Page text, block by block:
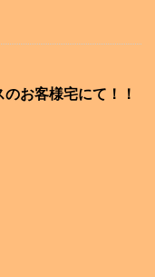
お客様宅にて！！